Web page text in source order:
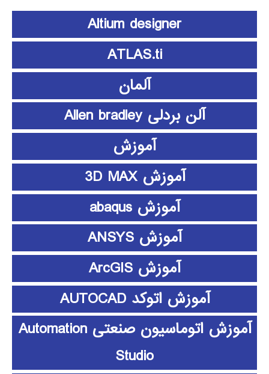
Altium designer
ATLAS.ti
آلمان
آلن بردلی Allen bradley
آموزش
آموزش 3D MAX
آموزش abaqus
آموزش ANSYS
آموزش ArcGIS
آموزش اتوکد AUTOCAD
آموزش اتوماسیون صنعتی Automation
Studio